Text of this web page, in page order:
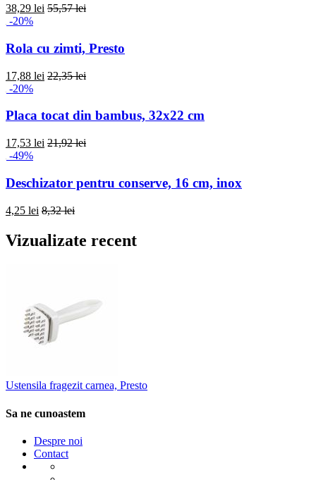
38,29 lei 55,57 lei
-20%
Rola cu zimti, Presto
17,88 lei 22,35 lei
-20%
Placa tocat din bambus, 32x22 cm
17,53 lei 21,92 lei
-49%
Deschizator pentru conserve, 16 cm, inox
4,25 lei 8,32 lei
Vizualizate recent
Ustensila fragezit carnea, Presto
Sa ne cunoastem
Despre noi
Contact